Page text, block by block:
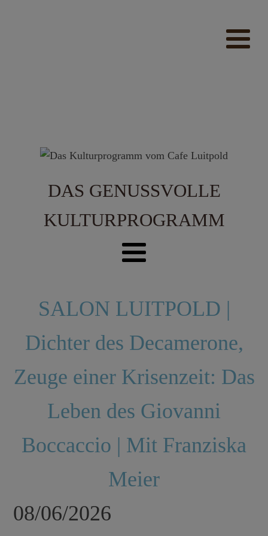
DAS GENUSSVOLLE
KULTURPROGRAMM
SALON LUITPOLD |
Dichter des Decamerone,
Zeuge einer Krisenzeit: Das
Leben des Giovanni
Boccaccio | Mit Franziska
Meier
08/06/2026